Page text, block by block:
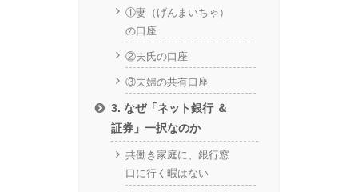
①妻（げんまいちゃ）
の口座
②夫氏の口座
③夫婦の共有口座
3. なぜ「ネット銀行 ＆
証券」一択なのか
共働き家庭に、銀行窓
口に行く暇はない